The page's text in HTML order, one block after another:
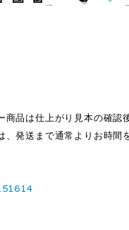
品は仕上がり見本の確認
発送まで通常よりお時間